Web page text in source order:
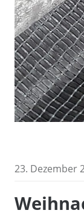
23. Dezember